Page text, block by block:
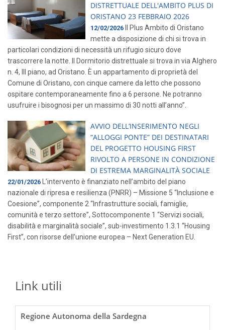
DISTRETTUALE DELL'AMBITO PLUS DI
ORISTANO 23 FEBBRAIO 2026
12/02/2026 Il Plus Ambito di Oristano
mette a disposizione di chi si trova in
particolari condizioni di necessità un rifugio sicuro dove
trascorrere la notte. Il Dormitorio distrettuale si trova in via Alghero
n. 4, III piano, ad Oristano. È un appartamento di proprietà del
Comune di Oristano, con cinque camere da letto che possono
ospitare contemporaneamente fino a 6 persone. Ne potranno
usufruire i bisognosi per un massimo di 30 notti all’anno”.
AVVIO DELL’INSERIMENTO NEGLI
“ALLOGGI PONTE” DEI DESTINATARI
DEL PROGETTO HOUSING FIRST
RIVOLTO A PERSONE IN CONDIZIONE
DI ESTREMA MARGINALITÀ SOCIALE
22/01/2026 L’intervento è finanziato nell’ambito del piano
nazionale di ripresa e resilienza (PNRR) – Missione 5 “Inclusione e
Coesione”, componente 2 “Infrastrutture sociali, famiglie,
comunità e terzo settore”, Sottocomponente 1 “Servizi sociali,
disabilità e marginalità sociale”, sub-investimento 1.3.1 “Housing
First”, con risorse dell’unione europea – Next Generation EU.
Link utili
Regione Autonoma della Sardegna